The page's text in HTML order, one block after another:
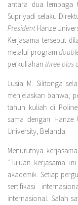
antara dua lembaga
Supriyadi selaku
PresidentHanze
Kerjasama tersebut
melalui program
perkuliahan threeplus
Lusia M. Silitonga
menjelaskan bahwa,
tahun kuliah di
sama dengan
University, Belanda.
Menurutnya
“Tujuan kerjasama
akademik. Setiap
sertifikasi
internasional. Salah